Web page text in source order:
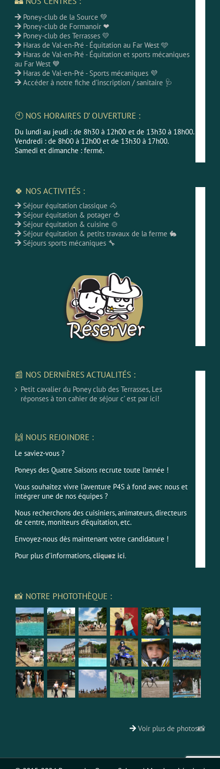
Poney-club de la Source 💚
Poney-club de Formanoir ❤
Poney-club des Terrasses 💛
Haras de Val-en-Pré - Équitation au Far West 🩵
Haras de Val-en-Pré - Équitation et sports mécaniques
au Far West 💙
Haras de Val-en-Pré - Sports mécaniques 💜
Accéder à notre fiche d'inscription / sanitaire 🩺
🕙 NOS HORAIRES D’ OUVERTURE :
Du lundi au jeudi : de 8h30 à 12h00 et de 13h30 à 18h00.
Vendredi : de 8h00 à 12h00 et de 13h30 à 17h00.
Samedi et dimanche : fermé.
🍀 NOS ACTIVITÉS :
Séjour équitation classique 🐴
Séjour équitation & potager 🍅
Séjour équitation & cuisine 🍲
Séjour équitation & petits travaux de la ferme 🐇
Séjours sports mécaniques 🔧
📰 NOS DERNIÈRES ACTUALITÉS :
Petit cavalier du Poney club des Terrasses, Les
réponses à ton cahier de séjour c’ est par ici!
🙌 NOUS REJOINDRE :
Le saviez-vous ?
Poneys des Quatre Saisons recrute toute l’année !
Vous souhaitez vivre l’aventure P4S à fond avec nous et
intégrer une de nos équipes ?
Nous recherchons des cuisiniers, animateurs, directeurs
de centre, moniteurs d’équitation, etc.
Envoyez-nous dès maintenant votre candidature !
Pour plus d’informations,cliquez ici.
📸 NOTRE PHOTOTHÈQUE :
Voir plus de photos📸